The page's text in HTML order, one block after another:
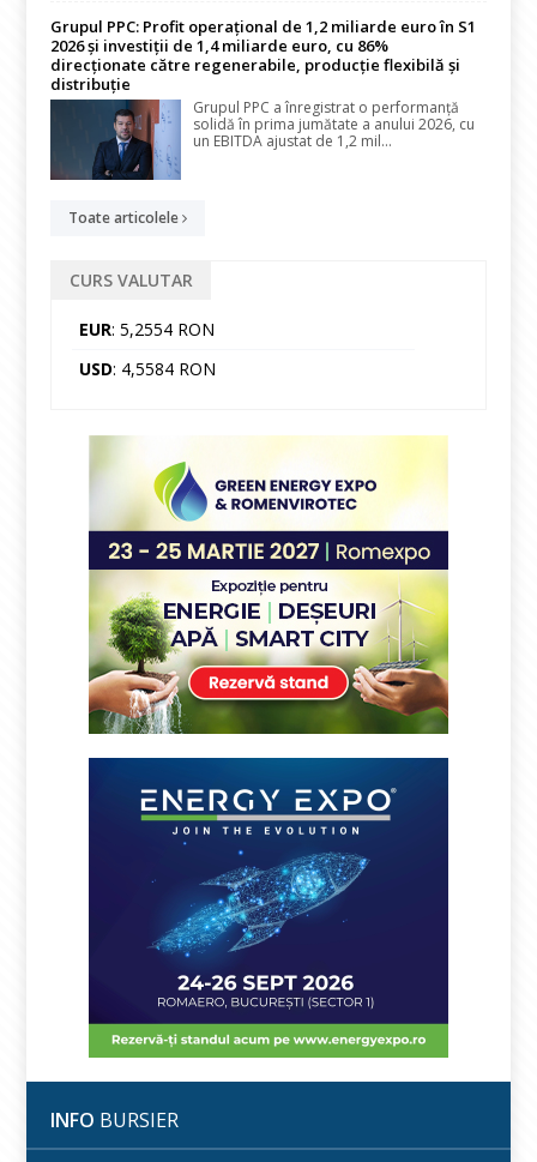
Grupul PPC: Profit operațional de 1,2 miliarde euro în S1
2026 și investiții de 1,4 miliarde euro, cu 86%
direcționate către regenerabile, producție flexibilă și
distribuție
Grupul PPC a înregistrat o performanță
solidă în prima jumătate a anului 2026, cu
un EBITDA ajustat de 1,2 mil...
Toate articolele
CURS VALUTAR
EUR: 5,2554 RON
USD: 4,5584 RON
INFO BURSIER